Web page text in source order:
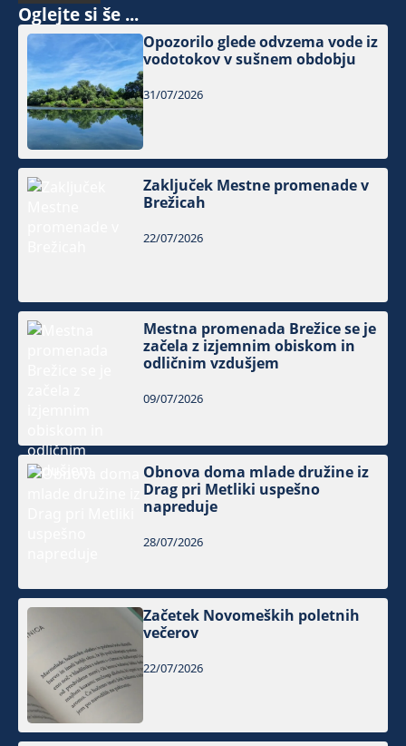
Oglejte si še ...
Opozorilo glede odvzema vode iz
vodotokov v sušnem obdobju
31/07/2026
Zaključek Mestne promenade v
Brežicah
22/07/2026
Mestna promenada Brežice se je
začela z izjemnim obiskom in
odličnim vzdušjem
09/07/2026
Obnova doma mlade družine iz
Drag pri Metliki uspešno
napreduje
28/07/2026
Začetek Novomeških poletnih
večerov
22/07/2026